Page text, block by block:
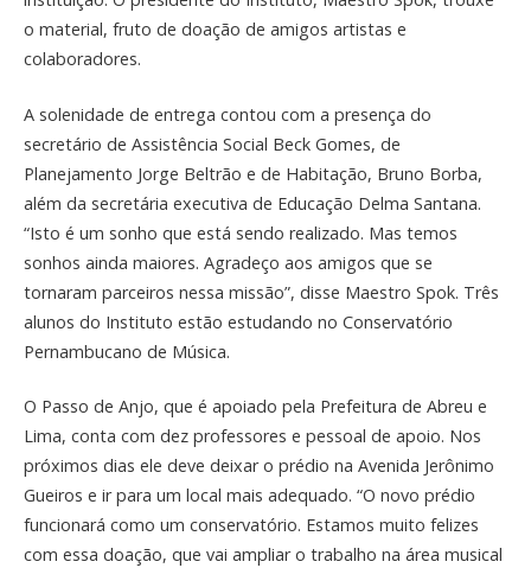
o material, fruto de doação de amigos artistas e
colaboradores.
A solenidade de entrega contou com a presença do
secretário de Assistência Social Beck Gomes, de
Planejamento Jorge Beltrão e de Habitação, Bruno Borba,
além da secretária executiva de Educação Delma Santana.
“Isto é um sonho que está sendo realizado. Mas temos
sonhos ainda maiores. Agradeço aos amigos que se
tornaram parceiros nessa missão”, disse Maestro Spok. Três
alunos do Instituto estão estudando no Conservatório
Pernambucano de Música.
O Passo de Anjo, que é apoiado pela Prefeitura de Abreu e
Lima, conta com dez professores e pessoal de apoio. Nos
próximos dias ele deve deixar o prédio na Avenida Jerônimo
Gueiros e ir para um local mais adequado. “O novo prédio
funcionará como um conservatório. Estamos muito felizes
com essa doação, que vai ampliar o trabalho na área musical